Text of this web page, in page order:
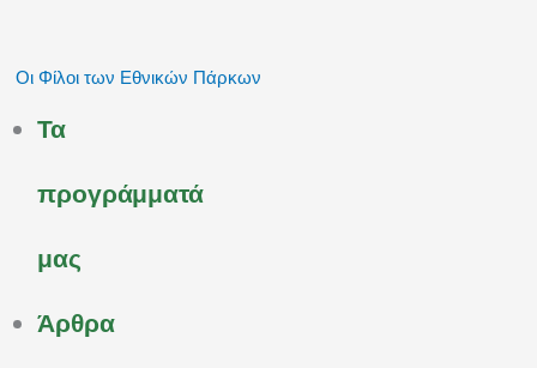
περιεχόμενο
Οι Φίλοι των Εθνικών Πάρκων
Τα
προγράμματά
μας
Άρθρα